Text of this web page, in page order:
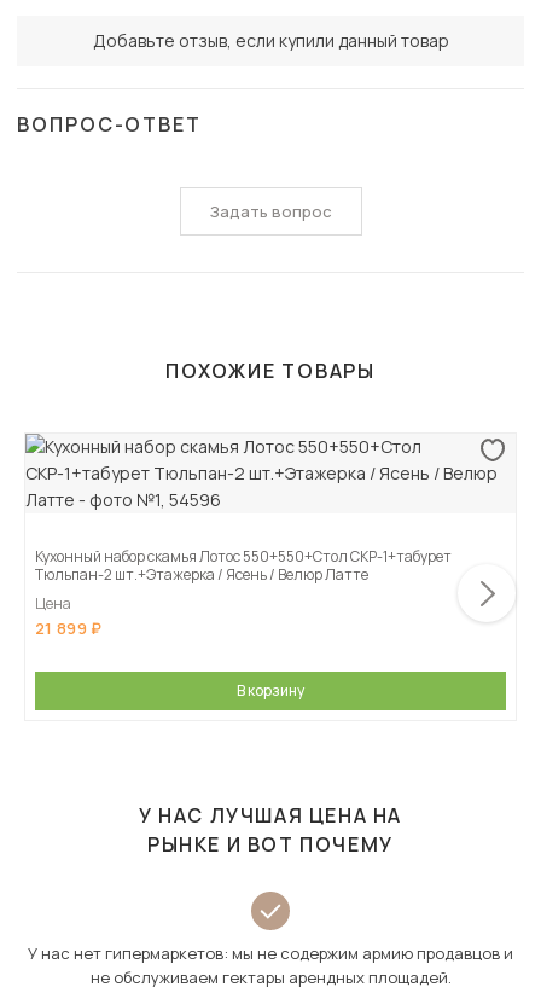
Добавьте отзыв, если купили данный товар
ВОПРОС-ОТВЕТ
Задать вопрос
ПОХОЖИЕ ТОВАРЫ
Кухонный набор скамья Лотос 550+550+Стол СКР-1+табурет
Тюльпан-2 шт.+Этажерка / Ясень / Велюр Латте
Цена
21 899
В корзину
У НАС ЛУЧШАЯ ЦЕНА НА
РЫНКЕ И ВОТ ПОЧЕМУ
У нас нет гипермаркетов: мы не содержим армию продавцов и
не обслуживаем гектары арендных площадей.